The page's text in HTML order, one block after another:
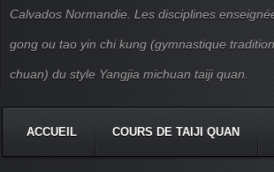
Calvados Normandie. Les disciplines
gong ou tao yin chi kung (gymnastique
chuan) du style Yangjia michuan taiji quan.
ACCUEIL COURS DE TAIJI QUAN